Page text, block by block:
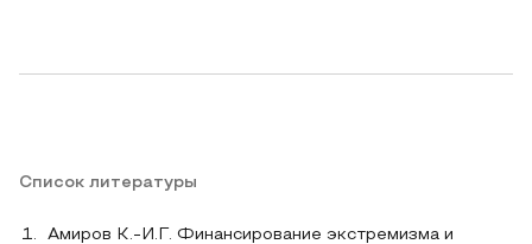
Список литературы
Амиров К.-И.Г. Финансирование экстремизма и